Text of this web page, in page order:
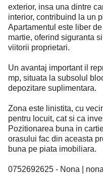
exterior, insa una dintre
interior, contribuind la un
Apartamentul este liber
martie, oferind siguranta
viitorii proprietari.
Un avantaj important il
mp, situata la subsolul
depozitare suplimentara.
Zona este linistita, cu
pentru locuit, cat si ca
Pozitionarea buna in
orasului fac din aceasta
buna pe piata imobiliara.
0752692625 - Nona |